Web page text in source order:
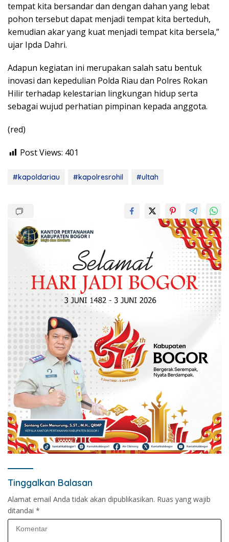
tempat kita bersandar dan dengan dahan yang lebat
pohon tersebut dapat menjadi tempat kita berteduh,
kemudian akar yang kuat menjadi tempat kita bersela,”
ujar Ipda Dahri.
Adapun kegiatan ini merupakan salah satu bentuk
inovasi dan kepedulian Polda Riau dan Polres Rokan
Hilir terhadap kelestarian lingkungan hidup serta
sebagai wujud perhatian pimpinan kepada anggota.
(red)
Post Views: 401
#kapoldariau #kapolresrohil #ultah
Tinggalkan Balasan
Alamat email Anda tidak akan dipublikasikan. Ruas yang wajib
ditandai *